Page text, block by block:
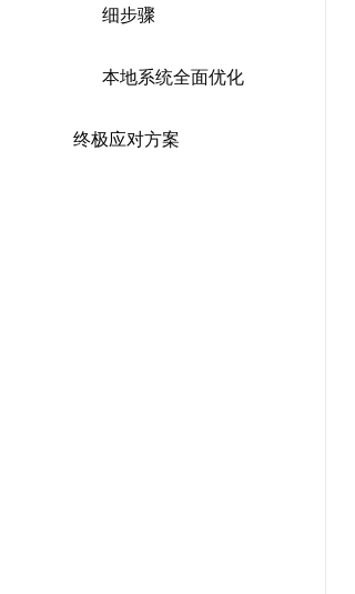
细步骤
本地系统全面优化
终极应对方案